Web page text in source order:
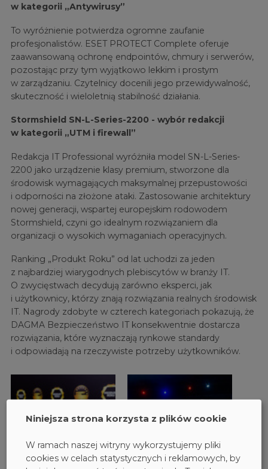
w kategorii „Antywirusy”
To wyróżnienie potwierdza ogromne zaufanie
profesjonalistów. ESET PROTECT Complete oferuje
zaawansowaną ochronę endpointów, chmury i serwerów,
pozostając przy tym wyjątkowo lekkim i prostym
w zarządzaniu. Czytelnicy docenili jego przewidywalność,
skuteczność i wieloletnią stabilność działania.
Stormshield SN-L-Series-2200 - wybór redakcji
w kategorii „UTM i firewall”
Redakcja IT Professional wyróżniła model SN-L-Series-
2200 jako urządzenie klasy premium, stworzone dla
środowisk wymagających maksymalnej przepustowości
i odporności na złożone ataki. Zastosowanie architektury
nowej generacji, wspartej europejskim rodowodem
Stormshield, czyni go idealnym rozwiązaniem dla
organizacji o wysokich wymaganiach operacyjnych.
Ranking „Produkt Roku” od lat uchodzi za jeden
z najbardziej wiarygodnych plebiscytów w branży IT.
O zwycięstwach decydują zarówno eksperci, jak
i użytkownicy, którzy znają rozwiązania realnych środowisk
IT. Nagrody zdobyte w czterech kategoriach pokazują, że
DAGMA Bezpieczeństwo IT konsekwentnie dostarcza
rozwiązania, które wyznaczają rynkowe standardy
i odpowiadają na rzeczywiste potrzeby użytkowników.
Niniejsza strona korzysta z plików cookie
W ramach naszej witryny wykorzystujemy pliki
cookies w celach statystycznych i reklamowych, by